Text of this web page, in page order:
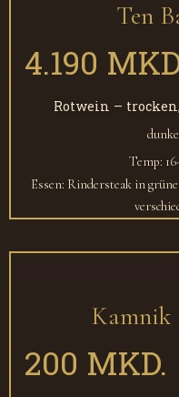
Ten
4.190
Rotwein – trocken,
Temp:
Essen: Rindersteak in
Kamnik
200 MKD.